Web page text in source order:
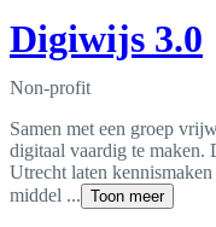
Digiwijs 3.0
Non-profit
Samen met een groep
digitaal vaardig te
Utrecht laten
middel ... Toon meer